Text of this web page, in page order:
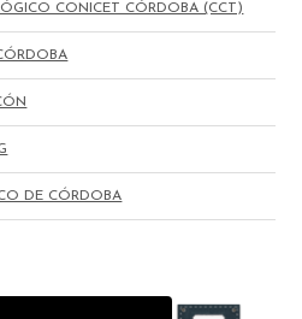
CONICET CÓRDOBA (CCT)
DE CÓRDOBA